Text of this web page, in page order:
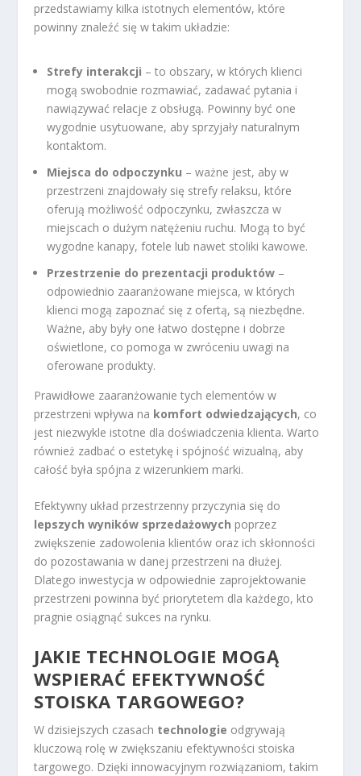
przedstawiamy kilka istotnych elementów, które
powinny znaleźć się w takim układzie:
Strefy interakcji – to obszary, w których klienci
mogą swobodnie rozmawiać, zadawać pytania i
nawiązywać relacje z obsługą. Powinny być one
wygodnie usytuowane, aby sprzyjały naturalnym
kontaktom.
Miejsca do odpoczynku – ważne jest, aby w
przestrzeni znajdowały się strefy relaksu, które
oferują możliwość odpoczynku, zwłaszcza w
miejscach o dużym natężeniu ruchu. Mogą to być
wygodne kanapy, fotele lub nawet stoliki kawowe.
Przestrzenie do prezentacji produktów –
odpowiednio zaaranżowane miejsca, w których
klienci mogą zapoznać się z ofertą, są niezbędne.
Ważne, aby były one łatwo dostępne i dobrze
oświetlone, co pomoga w zwróceniu uwagi na
oferowane produkty.
Prawidłowe zaaranżowanie tych elementów w
przestrzeni wpływa na komfort odwiedzających, co
jest niezwykle istotne dla doświadczenia klienta. Warto
również zadbać o estetykę i spójność wizualną, aby
całość była spójna z wizerunkiem marki.
Efektywny układ przestrzenny przyczynia się do
lepszych wyników sprzedażowych poprzez
zwiększenie zadowolenia klientów oraz ich skłonności
do pozostawania w danej przestrzeni na dłużej.
Dlatego inwestycja w odpowiednie zaprojektowanie
przestrzeni powinna być priorytetem dla każdego, kto
pragnie osiągnąć sukces na rynku.
JAKIE TECHNOLOGIE MOGĄ
WSPIERAĆ EFEKTYWNOŚĆ
STOISKA TARGOWEGO?
W dzisiejszych czasach technologie odgrywają
kluczową rolę w zwiększaniu efektywności stoiska
targowego. Dzięki innowacyjnym rozwiązaniom, takim